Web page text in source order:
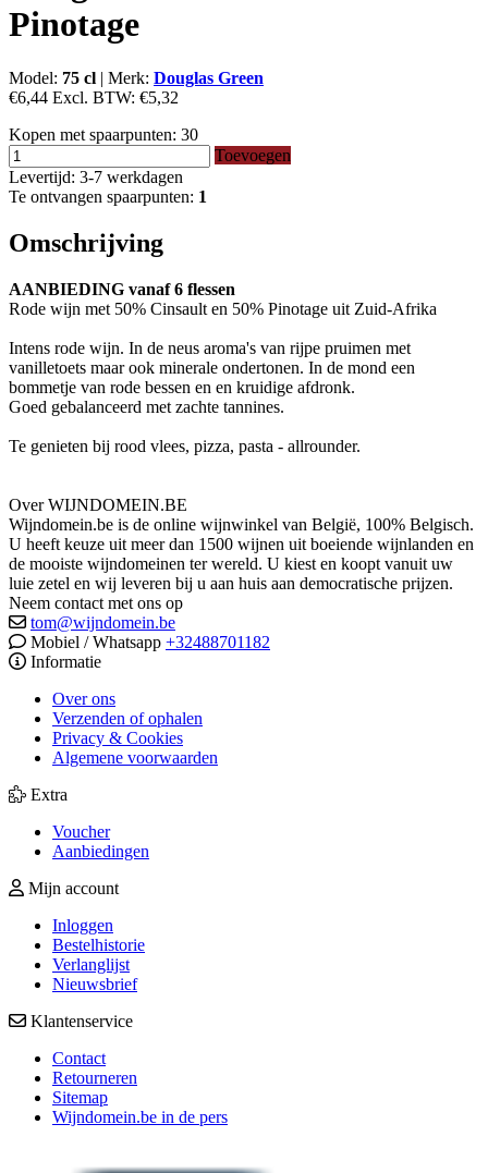
Pinotage
Model: 75 cl | Merk: Douglas Green
€6,44 Excl. BTW: €5,32
Kopen met spaarpunten: 30
Toevoegen
Levertijd: 3-7 werkdagen
Te ontvangen spaarpunten: 1
Omschrijving
AANBIEDING vanaf 6 flessen
Rode wijn met 50% Cinsault en 50% Pinotage uit Zuid-Afrika
Intens rode wijn. In de neus aroma's van rijpe pruimen met
vanilletoets maar ook minerale ondertonen. In de mond een
bommetje van rode bessen en en kruidige afdronk.
Goed gebalanceerd met zachte tannines.
Te genieten bij rood vlees, pizza, pasta - allrounder.
Over WIJNDOMEIN.BE
Wijndomein.be is de online wijnwinkel van België, 100% Belgisch.
U heeft keuze uit meer dan 1500 wijnen uit boeiende wijnlanden en
de mooiste wijndomeinen ter wereld. U kiest en koopt vanuit uw
luie zetel en wij leveren bij u aan huis aan democratische prijzen.
Neem contact met ons op
tom@wijndomein.be
Mobiel / Whatsapp +32488701182
Informatie
Over ons
Verzenden of ophalen
Privacy & Cookies
Algemene voorwaarden
Extra
Voucher
Aanbiedingen
Mijn account
Inloggen
Bestelhistorie
Verlanglijst
Nieuwsbrief
Klantenservice
Contact
Retourneren
Sitemap
Wijndomein.be in de pers